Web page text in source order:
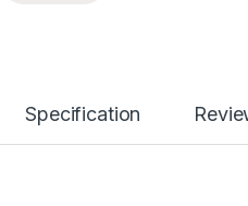
Specification